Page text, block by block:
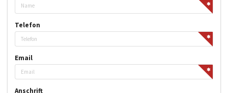
Telefon
Email
Anschrift